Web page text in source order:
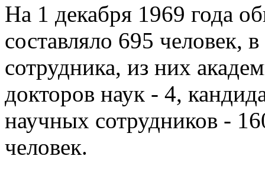
На 1 декабря 1969 года
составляло 695 человек,
сотрудника, из них
докторов наук - 4,
научных сотрудников -
человек.